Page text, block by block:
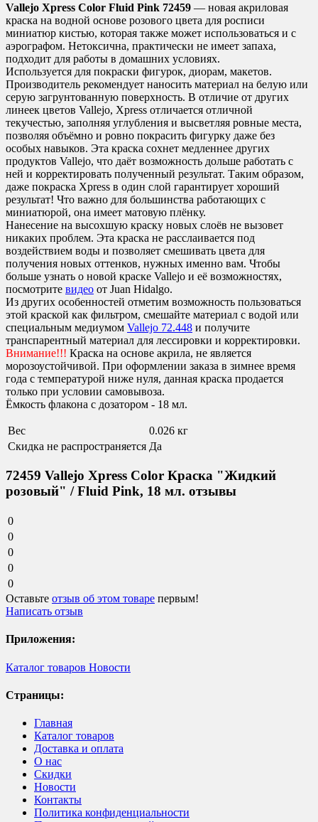
Vallejo Xpress Color Fluid Pink 72459 — новая акриловая
краска на водной основе розового цвета для росписи
миниатюр кистью, которая также может использоваться и с
аэрографом. Нетоксична, практически не имеет запаха,
подходит для работы в домашних условиях.
Используется для покраски фигурок, диорам, макетов.
Производитель рекомендует наносить материал на белую или
серую загрунтованную поверхность. В отличие от других
линеек цветов Vallejo, Xpress отличается отличной
текучестью, заполняя углубления и высветляя ровные места,
позволяя объёмно и ровно покрасить фигурку даже без
особых навыков. Эта краска сохнет медленнее других
продуктов Vallejo, что даёт возможность дольше работать с
ней и корректировать полученный результат. Таким образом,
даже покраска Xpress в один слой гарантирует хороший
результат! Что важно для большинства работающих с
миниатюрой, она имеет матовую плёнку.
Нанесение на высохшую краску новых слоёв не вызовет
никаких проблем. Эта краска не расслаивается под
воздействием воды и позволяет смешивать цвета для
получения новых оттенков, нужных именно вам. Чтобы
больше узнать о новой краске Vallejo и её возможностях,
посмотрите видео от Juan Hidalgo.
Из других особенностей отметим возможность пользоваться
этой краской как фильтром, смешайте материал с водой или
специальным медиумом Vallejo 72.448 и получите
транспарентный материал для лессировки и корректировки.
Внимание!!! Краска на основе акрила, не является
морозоустойчивой. При оформлении заказа в зимнее время
года с температурой ниже нуля, данная краска продается
только при условии самовывоза.
Ёмкость флакона с дозатором - 18 мл.
Вес
0.026 кг
Скидка не распространяется Да
72459 Vallejo Xpress Color Краска "Жидкий
розовый" / Fluid Pink, 18 мл. отзывы
0
0
0
0
0
Оставьте отзыв об этом товаре первым!
Написать отзыв
Приложения:
Каталог товаров Новости
Страницы:
Главная
Каталог товаров
Доставка и оплата
О нас
Скидки
Новости
Контакты
Политика конфиденциальности